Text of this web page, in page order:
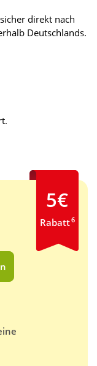
direkt nach
Deutschlands.
5€
Rabatt6